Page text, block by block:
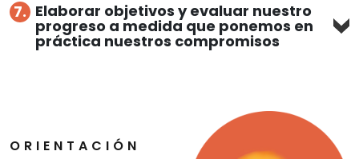
7. Elaborar objetivos y evaluar nuestro
progreso a medida que ponemos en
práctica nuestros compromisos
ORIENTACIÓN